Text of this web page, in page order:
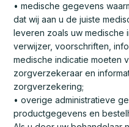
• medische gegevens
dat wij aan u de juiste
leveren zoals uw medische
verwijzer, voorschriften,
medische indicatie moeten
zorgverzekeraar en
zorgverzekering;
• overige administratieve
productgegevens en